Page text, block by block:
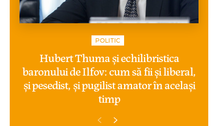
POLITIC
Hubert Thuma și echilibristica
baronului de Ilfov: cum să fii și liberal,
și pesedist, și pugilist amator în același
timp